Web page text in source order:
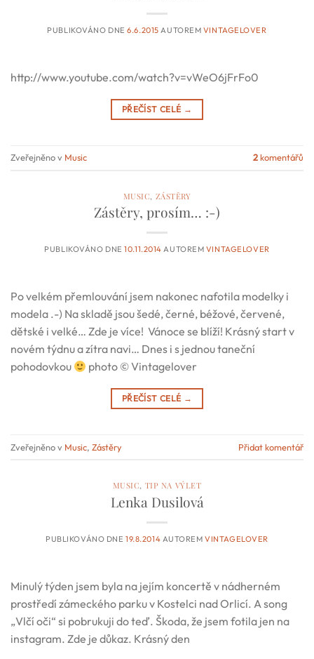
PUBLIKOVÁNO DNE6.6.2015 AUTOREM VINTAGELOVER
http://www.youtube.com/watch?v=vWeO6jFrFo0
PŘEČÍST CELÉ →
Zveřejněno v Music 2komentářů
MUSIC, ZÁSTĚRY
Zástěry, prosím… :-)
PUBLIKOVÁNO DNE10.11.2014 AUTOREM VINTAGELOVER
Po velkém přemlouvání jsem nakonec nafotila modelky i
modela .-) Na skladě jsou šedé, černé, béžové, červené,
dětské i velké… Zde je více! Vánoce se blíží! Krásný start v
novém týdnu a zítra navi… Dnes i s jednou taneční
pohodovkou
photo © Vintagelover
PŘEČÍST CELÉ →
Zveřejněno v Music, Zástěry Přidat komentář
MUSIC, TIP NA VÝLET
Lenka Dusilová
PUBLIKOVÁNO DNE19.8.2014 AUTOREMVINTAGELOVER
Minulý týden jsem byla na jejím koncertě v nádherném
prostředí zámeckého parku v Kostelci nad Orlicí. A song
„Vlčí oči“ si pobrukuji do teď. Škoda, že jsem fotila jen na
instagram. Zde je důkaz. Krásný den